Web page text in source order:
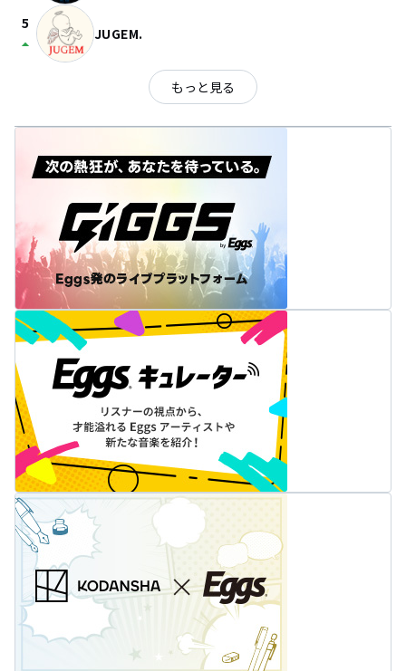
5
arrow_drop_up JUGEM.
もっと見る